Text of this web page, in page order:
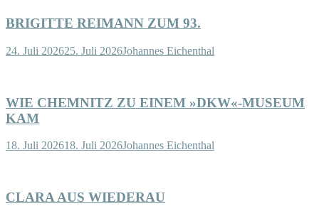
BRIGITTE REIMANN ZUM 93.
24. Juli 202625. Juli 2026Johannes Eichenthal
WIE CHEMNITZ ZU EINEM »DKW«-MUSEUM
KAM
18. Juli 202618. Juli 2026Johannes Eichenthal
CLARA AUS WIEDERAU